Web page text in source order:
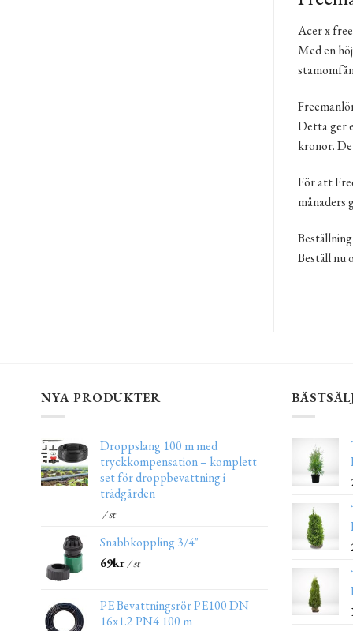
Acer x
Med en
Detta ger
kronor.
För att
månaders
Beställ nu
NYA PRODUKTER
Droppslang 100 m med
tryckkompensation – komplett
set för droppbevattning i
trädgården
/ st
Snabbkoppling 3/4"
69kr/ st
PE Bevattningsrör PE100 DN
16x1.2 PN4 100 m